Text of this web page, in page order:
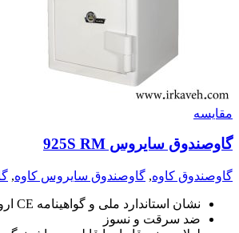
مقايسه
گاوصندوق سایروس 925S RM
گاوصندوق کاوه, گاوصندوق سایروس کاوه,
نشان استاندارد ملی و گواهینامه CE اروپا
ضد سرقت و نسوز